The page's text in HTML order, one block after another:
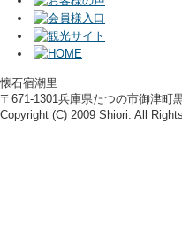
懐石宿潮里
〒671-1301兵庫県たつの市御津町
Copyright (C) 2009 Shiori. All